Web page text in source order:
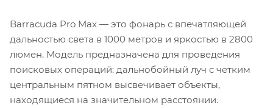
Barracuda Pro Max — это фонарь с впечатляющей
дальностью света в 1000 метров и яркостью в 2800
люмен. Модель предназначена для проведения
поисковых операций: дальнобойный луч с четким
центральным пятном высвечивает объекты,
находящиеся на значительном расстоянии.